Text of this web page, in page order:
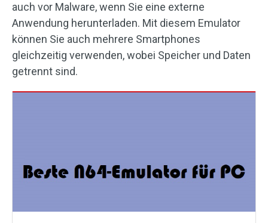
auch vor Malware, wenn Sie eine externe
Anwendung herunterladen. Mit diesem Emulator
können Sie auch mehrere Smartphones
gleichzeitig verwenden, wobei Speicher und Daten
getrennt sind.